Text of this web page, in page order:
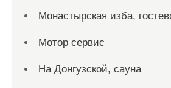
Монастырская изба,
Мотор сервис
На Донгузской, сауна